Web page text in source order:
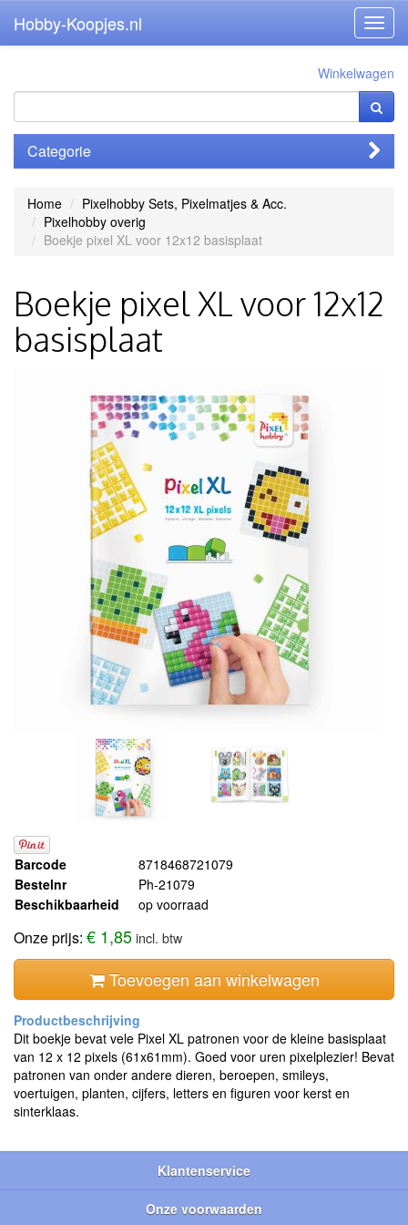
Hobby-Koopjes.nl
Winkelwagen
Categorie
Home
Pixelhobby Sets, Pixelmatjes & Acc.
Pixelhobby overig
Boekje pixel XL voor 12x12 basisplaat
Boekje pixel XL voor 12x12
basisplaat
Barcode
8718468721079
Bestelnr
Ph-21079
Beschikbaarheid
op voorraad
Onze prijs: € 1,85incl. btw
Toevoegen aan winkelwagen
Dit boekje bevat vele Pixel XL patronen voor de kleine basisplaat
van 12 x 12 pixels (61x61mm). Goed voor uren pixelplezier! Bevat
patronen van onder andere dieren, beroepen, smileys,
voertuigen, planten, cijfers, letters en figuren voor kerst en
sinterklaas.
Klantenservice
Onze voorwaarden